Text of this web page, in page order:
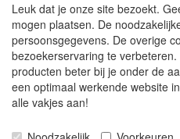
Maandag t/m Vrijdag: 9:00 -
Zaterdag: 9:00 - 17:00
Donderdagavond koopavond:
SERVICE
Leuk dat je onze site bezoekt.
mogen plaatsen. De
persoonsgegevens. De overige
bezoekerservaring te
producten beter bij je onder de
een optimaal werkende website
alle vakjes aan!